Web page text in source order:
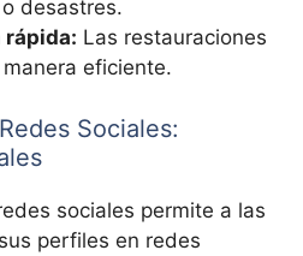
desastres.
rápida: Las restauraciones
eficiente.
Sociales:
sociales permite a las
perfiles en redes